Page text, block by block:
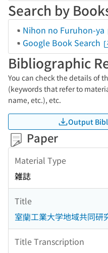
Search by
Nihon no Furuhon-ya
Google Book Search
Bibliographic
You can check the details of
(keywords that refer to
name, etc.), etc.
Output
Paper
Material Type
雑誌
Title
室蘭工業大学地域共同研
Title Transcription